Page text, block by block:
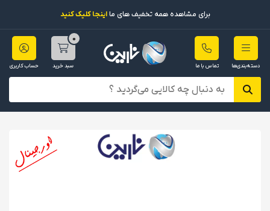
برای مشاهده همه تخفیف های مااینجا کلیک کنید
دسته‌بندی‌ها تماس با ما
0
سبد خرید حساب کاربری